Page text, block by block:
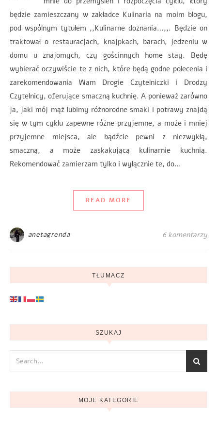
będzie zamieszczany w zakładce Kulinaria na moim blogu,
pod wspólnym tytułem ,,Kulinarne doznania…,,. Będzie on
traktował o restauracjach, knajpkach, barach, jedzeniu w
domu u znajomych, czy gościnnych home stay. Będę
wybierać oczywiście te z nich, które będą godne polecenia i
zarekomendowania Wam Drogie Czytelniczki i Drodzy
Czytelnicy, oferujące smaczną kuchnię. A ponieważ zarówno
ja, jaki mój mąż lubimy różnorodne smaki i potrawy znajdą
się w tym cyklu zapewne różne przyjemne, a może i mniej
przyjemne miejsca, ale bądźcie pewni z niezwykłą,
smaczną, a może zaskakującą kulinarnie kuchnią.
Rekomendować zamierzam tylko i wyłącznie te, do…
READ MORE
anetagrenda 6 komentarzy
TŁUMACZ
SZUKAJ
MOJE KATEGORIE